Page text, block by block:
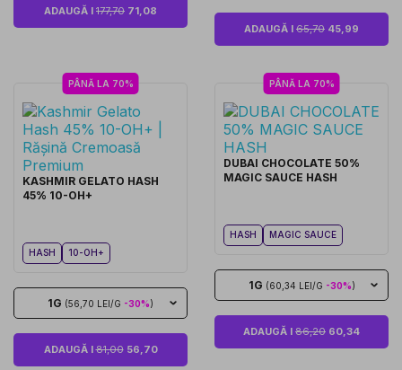
ADAUGĂ I 177,70 71,08
ADAUGĂ I 65,70 45,99
PÂNĂ LA 70%
KASHMIR GELATO HASH
45% 10-OH+
HASH 10-OH+
1G (56,70 LEI/G -30%)
ADAUGĂ I81,0056,70
PÂNĂ LA 70%
DUBAI CHOCOLATE 50%
MAGIC SAUCE HASH
HASH MAGIC SAUCE
1G (60,34 LEI/G -30%)
ADAUGĂ I 86,20 60,34